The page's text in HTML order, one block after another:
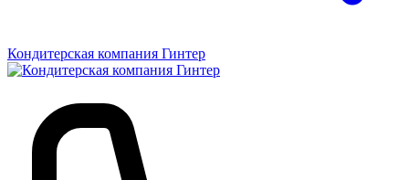
Кондитерская компания Гинтер